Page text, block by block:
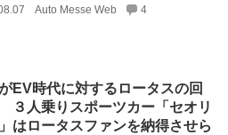
Auto Messe Web 4
EV時代に対するロータスの回
３人乗りスポーツカー「セオリ
はロータスファンを納得させら